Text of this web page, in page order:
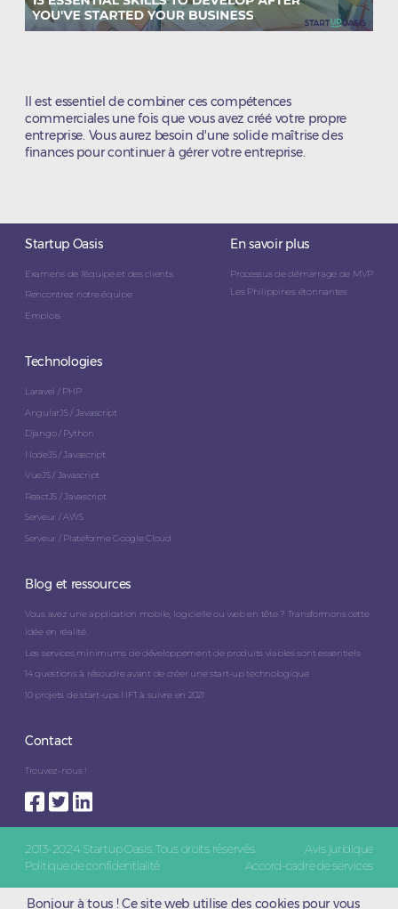
Il est essentiel de combiner ces compétences
commerciales une fois que vous avez créé votre propre
entreprise. Vous aurez besoin d'une solide maîtrise des
finances pour continuer à gérer votre entreprise.
Startup Oasis
Examens de l'équipe et des clients
Rencontrez notre équipe
Emplois
En savoir plus
Processus de démarrage de MVP
Les Philippines étonnantes
Technologies
Laravel / PHP
AngularJS / Javascript
Django / Python
NodeJS / Javascript
VueJS / Javascript
ReactJS / Javascript
Serveur / AWS
Serveur / Plateforme Google Cloud
Blog et ressources
Vous avez une application mobile, logicielle ou web en tête ? Transformons cette
idée en réalité.
Les services minimums de développement de produits viables sont essentiels
14 questions à résoudre avant de créer une start-up technologique
10 projets de start-ups NFT à suivre en 2021
Contact
Trouvez-nous !
2013-2024 Startup Oasis. Tous droits réservés.
Avis juridique
Politique de confidentialité
Accord-cadre de services
Bonjour à tous ! Ce site web utilise des cookies pour vous